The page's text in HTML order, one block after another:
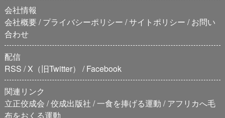
会社情報
会社概要 プライバシーポリシー サイトポリシー
お問い
合わせ
配信
RSS X（旧Twitter）
Facebook
関連リンク
立正佼成会 佼成出版社 一食を捧げる運動
アフリカへ毛
布をおくる運動